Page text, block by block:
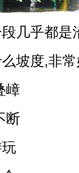
几乎都是
坡度,非
嶂
断